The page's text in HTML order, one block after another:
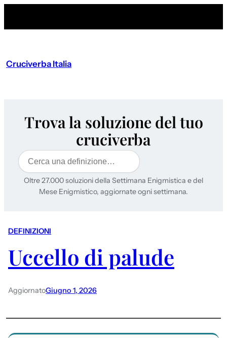
Cruciverba Italia
Trova la soluzione del tuo
cruciverba
Cerca
Oltre 27.000 soluzioni della Settimana Enigmistica e del
Mese Enigmistico, aggiornate ogni settimana.
DEFINIZIONI
Uccello di palude
AggiornatoGiugno 1, 2026